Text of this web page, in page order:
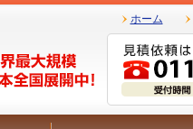
ホーム